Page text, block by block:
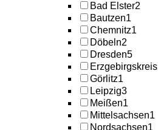
Bad Elster2
Bautzen1
Chemnitz1
Döbeln2
Dresden5
Erzgebirgskreis
Görlitz1
Leipzig3
Meißen1
Mittelsachsen1
Nordsachsen1